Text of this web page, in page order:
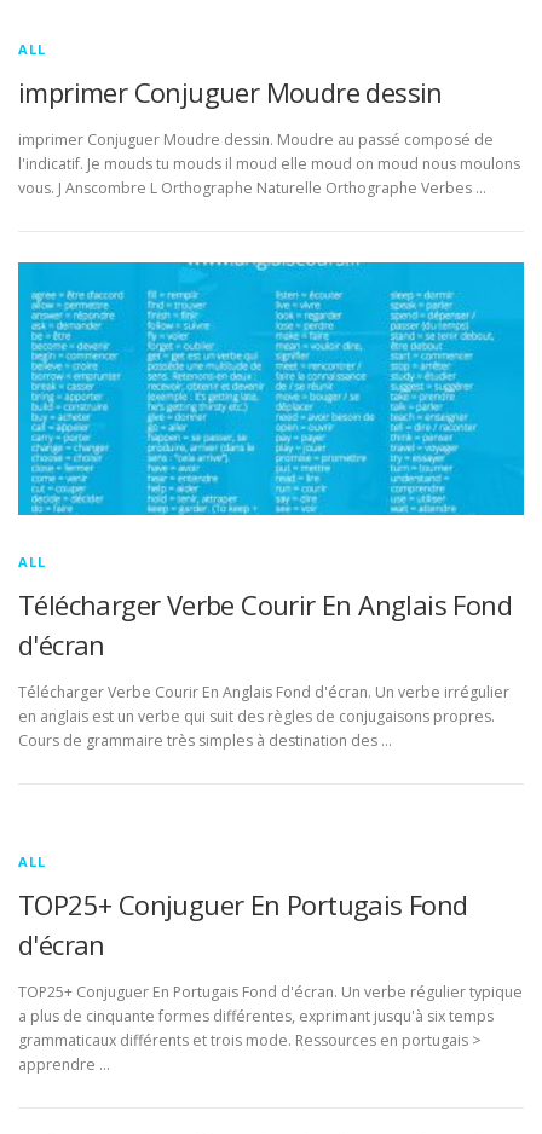
ALL
imprimer Conjuguer Moudre dessin
imprimer Conjuguer Moudre dessin. Moudre au passé composé de
l'indicatif. Je mouds tu mouds il moud elle moud on moud nous moulons
vous. J Anscombre L Orthographe Naturelle Orthographe Verbes …
ALL
Télécharger Verbe Courir En Anglais Fond
d'écran
Télécharger Verbe Courir En Anglais Fond d'écran. Un verbe irrégulier
en anglais est un verbe qui suit des règles de conjugaisons propres.
Cours de grammaire très simples à destination des …
ALL
TOP25+ Conjuguer En Portugais Fond
d'écran
TOP25+ Conjuguer En Portugais Fond d'écran. Un verbe régulier typique
a plus de cinquante formes différentes, exprimant jusqu'à six temps
grammaticaux différents et trois mode. Ressources en portugais >
apprendre …